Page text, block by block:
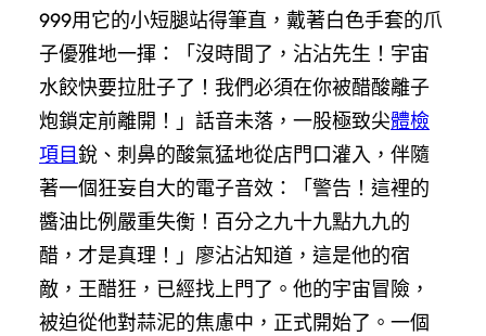
999用它的小短腿站得筆直，戴著白色手套的爪
子優雅地一揮：「沒時間了，沾沾先生！宇宙
水餃快要拉肚子了！我們必須在你被醋酸離子
炮鎖定前離開！」話音未落，一股極致尖體檢
項目銳、刺鼻的酸氣猛地從店門口灌入，伴隨
著一個狂妄自大的電子音效：「警告！這裡的
醬油比例嚴重失衡！百分之九十九點九九的
醋，才是真理！」廖沾沾知道，這是他的宿
敵，王醋狂，已經找上門了。他的宇宙冒險，
被迫從他對蒜泥的焦慮中，正式開始了。一個